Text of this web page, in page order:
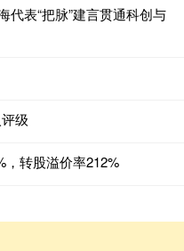
代表“把脉”建言贯通科创与
级
，转股溢价率212%